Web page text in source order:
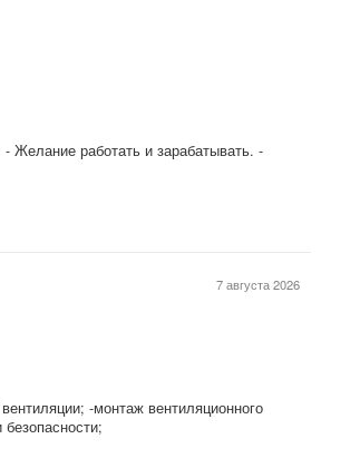
Желание работать и зарабатывать. -
7 августа 2026
-монтаж вентиляционного